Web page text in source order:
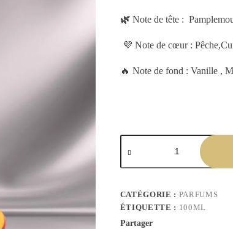
🌿 Note de tête :
💜 Note de cœur :
🔥 Note de fond : Vanille ,
CATÉGORIE : PARFUMS
ÉTIQUETTE : 100ML
Partager